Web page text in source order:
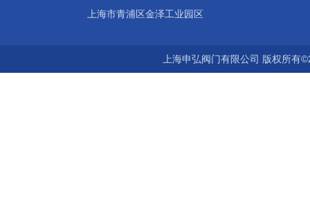
上海市青浦区金泽工业园区
上海申弘阀门有限公司 版权所有